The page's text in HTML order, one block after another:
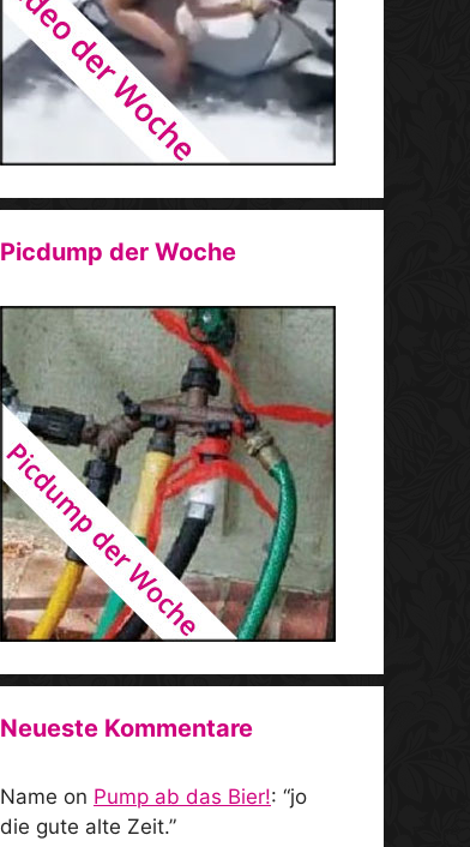
Picdump der Woche
Neueste Kommentare
Name on Pump ab das Bier!: “jo
die gute alte Zeit.”